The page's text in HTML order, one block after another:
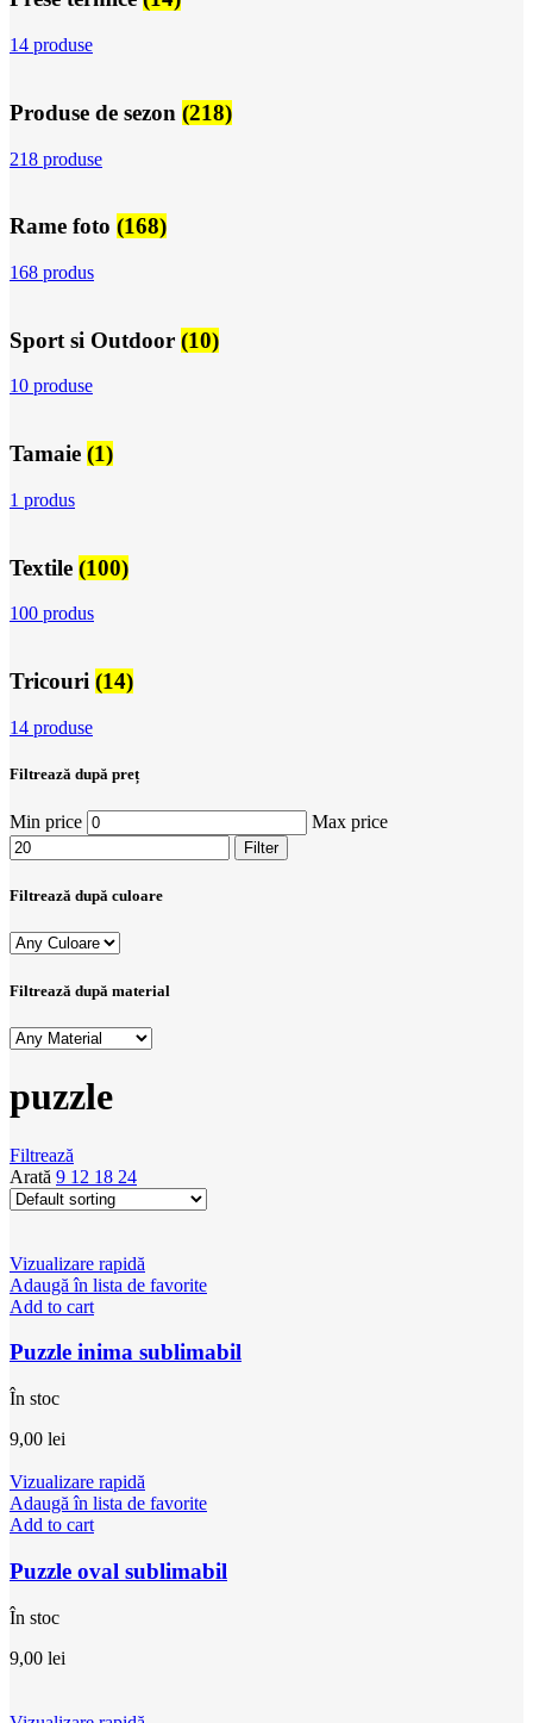
14 produse
Produse de sezon (218)
218 produse
Rame foto (168)
168 produs
Sport si Outdoor (10)
10 produse
Tamaie (1)
1 produs
Textile (100)
100 produs
Tricouri (14)
14 produse
Filtrează după preț
Min price Max price
Filter
Filtrează după culoare
Filtrează după material
puzzle
Filtrează
Arată 9 12 18 24
Vizualizare rapidă
Adaugă în lista de favorite
Add to cart
Puzzle inima sublimabil
În stoc
9,00 lei
Vizualizare rapidă
Adaugă în lista de favorite
Add to cart
Puzzle oval sublimabil
În stoc
9,00 lei